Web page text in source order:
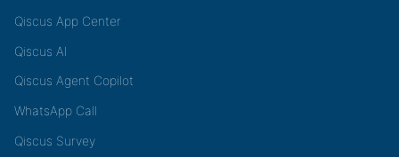
Qiscus App Center
Qiscus AI
Qiscus Agent Copilot
WhatsApp Call
Qiscus Survey